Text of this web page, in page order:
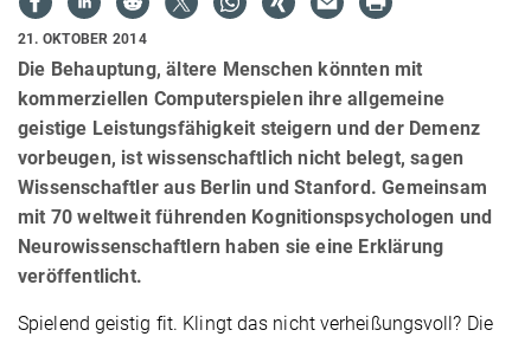
21. OKTOBER 2014
Die Behauptung, ältere Menschen könnten mit
kommerziellen Computerspielen ihre allgemeine
geistige Leistungsfähigkeit steigern und der Demenz
vorbeugen, ist wissenschaftlich nicht belegt, sagen
Wissenschaftler aus Berlin und Stanford. Gemeinsam
mit 70 weltweit führenden Kognitionspsychologen und
Neurowissenschaftlern haben sie eine Erklärung
veröffentlicht.
Spielend geistig fit. Klingt das nicht verheißungsvoll? Die